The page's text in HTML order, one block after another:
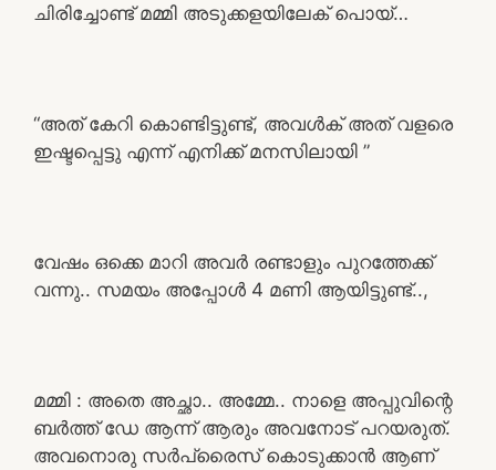
ചിരിച്ചോണ്ട് മമ്മി അടുക്കളയിലേക് പൊയ്…
“അത് കേറി കൊണ്ടിട്ടുണ്ട്, അവൾക് അത് വളരെ
ഇഷ്ടപ്പെട്ടു എന്ന് എനിക്ക് മനസിലായി ”
വേഷം ഒക്കെ മാറി അവർ രണ്ടാളും പുറത്തേക്ക്
വന്നു.. സമയം അപ്പോൾ 4 മണി ആയിട്ടുണ്ട്..,
മമ്മി : അതെ അച്ഛാ.. അമ്മേ.. നാളെ അപ്പുവിന്റെ
ബർത്ത് ഡേ ആന്ന് ആരും അവനോട് പറയരുത്.
അവനൊരു സർപ്രൈസ് കൊടുക്കാൻ ആണ്